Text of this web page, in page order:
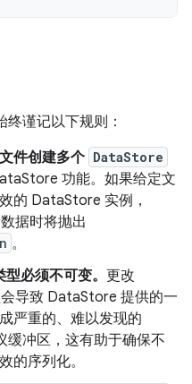
谨记以下规则：
件创建多个 DataStore
功能。如果给定文
的 DataStore 实例，
据时将抛出
。
必须不可变。 更改
导致 DataStore 提供的一
严重的、难以发现的
缓冲区，这有助于确保不
的序列化。